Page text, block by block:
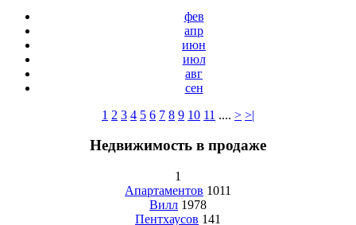
фев
апр
июн
июл
авг
сен
1 2 3 4 5 6 7 8 9 10 11 .... > >|
Недвижимость в продаже
1
Апартаментов 1011
Вилл 1978
Пентхаусов 141